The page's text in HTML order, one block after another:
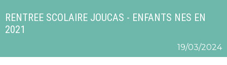
RENTREE SCOLAIRE JOUCAS - ENFANTS NES EN
2021
19/03/2024